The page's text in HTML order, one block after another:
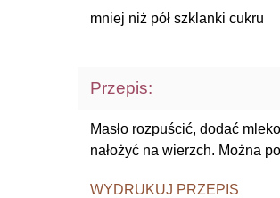
mniej niż pół szklanki cukru
Przepis:
Masło rozpuścić, dodać
nałożyć na wierzch. Można
WYDRUKUJ PRZEPIS